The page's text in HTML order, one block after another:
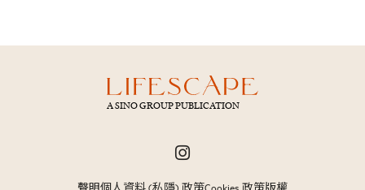
A SINO GROUP PUBLICATION
聲明個人資料 (私隱) 政策Cookies 政策版權